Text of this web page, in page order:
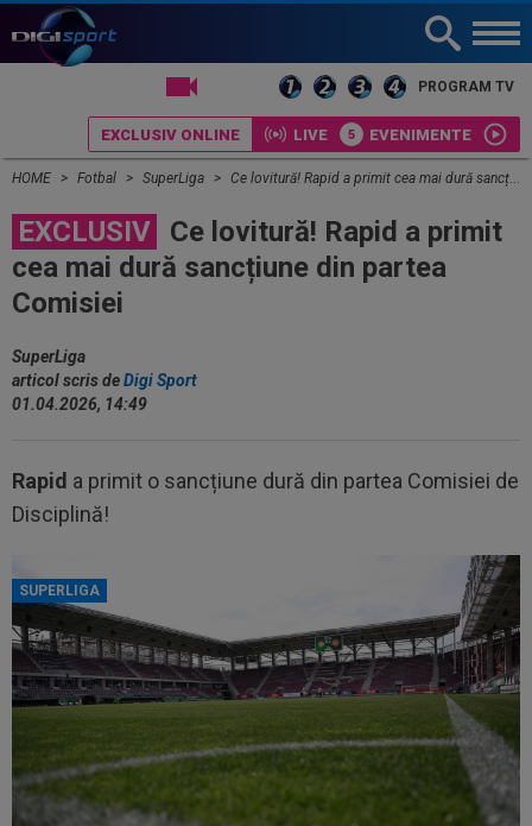
PROGRAM TV
EXCLUSIV ONLINE LIVE EVENIMENTE
HOME Fotbal SuperLiga Ce lovitură! Rapid a primit cea mai dură sancțiune din partea Comisiei
EXCLUSIV
Ce lovitură! Rapid a primit
cea mai dură sancțiune din partea
Comisiei
SuperLiga
articol scris deDigi Sport
01.04.2026, 14:49
Rapid a primit o sancțiune dură din partea Comisiei de
Disciplină!
SUPERLIGA